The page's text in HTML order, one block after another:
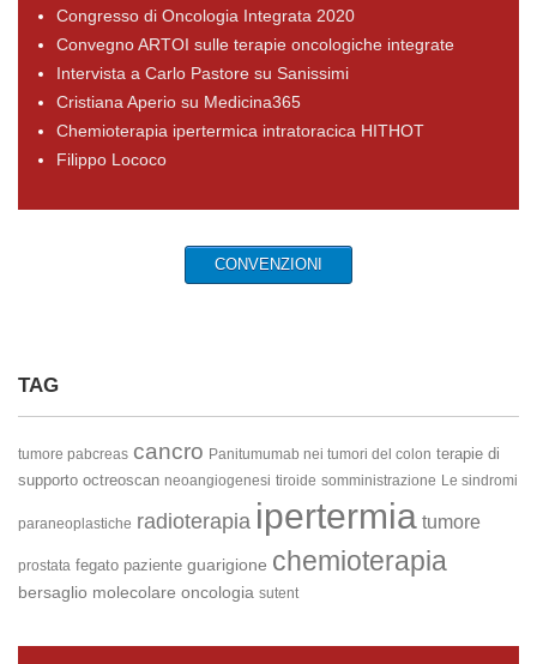
Congresso di Oncologia Integrata 2020
Convegno ARTOI sulle terapie oncologiche integrate
Intervista a Carlo Pastore su Sanissimi
Cristiana Aperio su Medicina365
Chemioterapia ipertermica intratoracica HITHOT
Filippo Lococo
CONVENZIONI
TAG
tumore pabcreas cancro Panitumumab nei tumori del colon terapie di
supporto octreoscan neoangiogenesi tiroide somministrazione Le sindromi
paraneoplastiche radioterapia ipertermia tumore
prostata fegato paziente guarigione chemioterapia
bersaglio molecolare oncologia sutent